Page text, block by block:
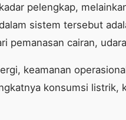
pelengkap,
sistem tersebut
pemanasan cairan,
keamanan
konsumsi listrik,